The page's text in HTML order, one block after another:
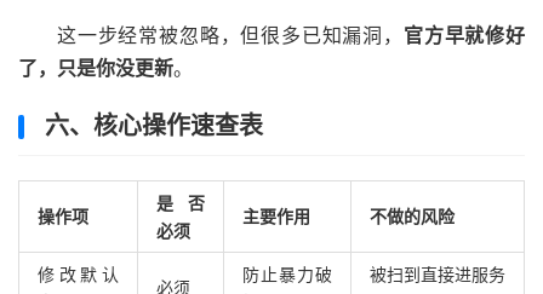
这一步经常被忽略，但很多已知漏洞， 官方早就修好
了，只是你没更新。
六、核心操作速查表
操作项
是否
必须
主要作用 不做的风险
修改默认
必须
防止暴力破
被扫到直接进服务